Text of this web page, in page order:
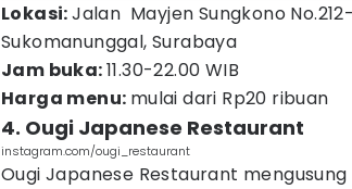
Lokasi:Jalan Mayjen Sungkono
Sukomanunggal, Surabaya
Jam buka:11.30-22.00 WIB
Harga menu: mulai dari Rp20 ribuan
4. Ougi Japanese Restaurant
instagram.com/ougi_restaurant
Ougi Japanese Restaurant